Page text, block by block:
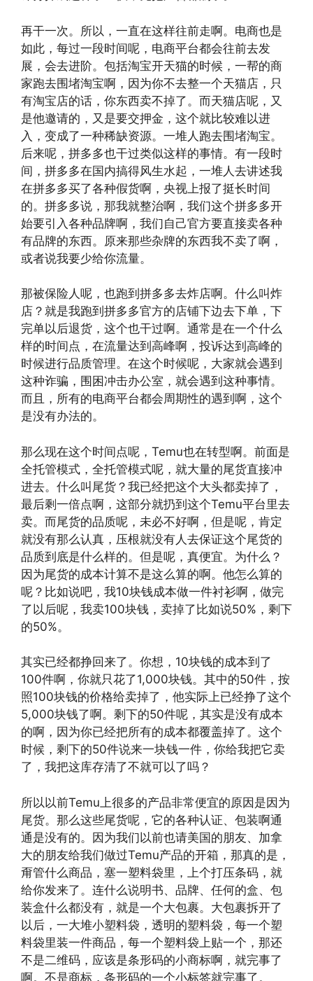
再干一次。所以，一直在这样往前走啊。电商也是
如此，每过一段时间呢，电商平台都会往前去发
展，会去进阶。包括淘宝开天猫的时候，一帮的商
家跑去围堵淘宝啊，因为你不去整一个天猫店，只
有淘宝店的话，你东西卖不掉了。而天猫店呢，又
是他邀请的，又是要交押金，这个就比较难以进
入，变成了一种稀缺资源。一堆人跑去围堵淘宝。
后来呢，拼多多也干过类似这样的事情。有一段时
间，拼多多在国内搞得风生水起，一堆人去讲述我
在拼多多买了各种假货啊，央视上报了挺长时间
的。拼多多说，那我就整治啊，我们这个拼多多开
始要引入各种品牌啊，我们自己官方要直接卖各种
有品牌的东西。原来那些杂牌的东西我不卖了啊，
或者说我要少给你流量。
那被保险人呢，也跑到拼多多去炸店啊。什么叫炸
店？就是我跑到拼多多官方的店铺下边去下单，下
完单以后退货，这个也干过啊。通常是在一个什么
样的时间点，在流量达到高峰啊，投诉达到高峰的
时候进行品质管理。在这个时候呢，大家就会遇到
这种诈骗，围困冲击办公室，就会遇到这种事情。
而且，所有的电商平台都会周期性的遇到啊，这个
是没有办法的。
那么现在这个时间点呢，Temu也在转型啊。前面是
全托管模式，全托管模式呢，就大量的尾货直接冲
进去。什么叫尾货？我已经把这个大头都卖掉了，
最后剩一倍点啊，这部分就扔到这个Temu平台里去
卖。而尾货的品质呢，未必不好啊，但是呢，肯定
就没有那么认真，压根就没有人去保证这个尾货的
品质到底是什么样的。但是呢，真便宜。为什么？
因为尾货的成本计算不是这么算的啊。他怎么算的
呢？比如说吧，我10块钱成本做一件衬衫啊，做完
了以后呢，我卖100块钱，卖掉了比如说50%，剩下
的50%。
其实已经都挣回来了。你想，10块钱的成本到了
100件啊，你就只花了1,000块钱。其中的50件，按
照100块钱的价格给卖掉了，他实际上已经挣了这个
5,000块钱了啊。剩下的50件呢，其实是没有成本
的啊，因为你已经把所有的成本都覆盖掉了。这个
时候，剩下的50件说来一块钱一件，你给我把它卖
了，我把这库存清了不就可以了吗？
所以以前Temu上很多的产品非常便宜的原因是因为
尾货。那么这些尾货呢，它的各种认证、包装啊通
通是没有的。因为我们以前也请美国的朋友、加拿
大的朋友给我们做过Temu产品的开箱，那真的是，
甭管什么商品，塞一塑料袋里，上个打压条码，就
给你发来了。连什么说明书、品牌、任何的盒、包
装盒什么都没有，就是一个大包裹。大包裹拆开了
以后，一大堆小塑料袋，透明的塑料袋，每一个塑
料袋里装一件商品，每一个塑料袋上贴一个，那还
不是二维码，应该是条形码的小商标啊，就完事了
啊。不是商标，条形码的一个小标签就完事了。